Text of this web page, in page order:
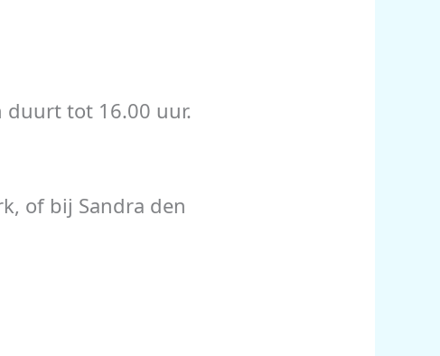
duurt tot 16.00 uur.
of bij Sandra den